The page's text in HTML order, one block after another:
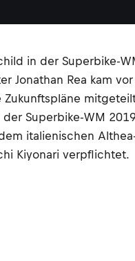
in der Superbike-
Jonathan Rea kam
Superbike-WM
italienischen
Kiyonari verpflichtet.